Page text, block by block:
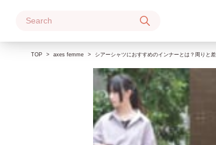
TOP axes femme シアーシャツにおすすめのインナーとは？周りと